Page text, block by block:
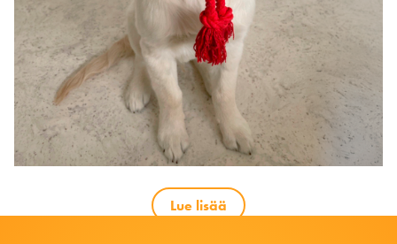
Lue lisää